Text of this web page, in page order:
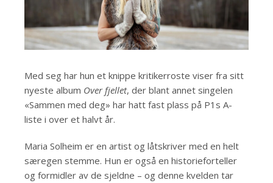
Med seg har hun et knippe kritikerroste viser fra sitt
nyeste album Over fjellet, der blant annet singelen
«Sammen med deg» har hatt fast plass på P1s A-
liste i over et halvt år.
Maria Solheim er en artist og låtskriver med en helt
særegen stemme. Hun er også en historieforteller
og formidler av de sjeldne – og denne kvelden tar